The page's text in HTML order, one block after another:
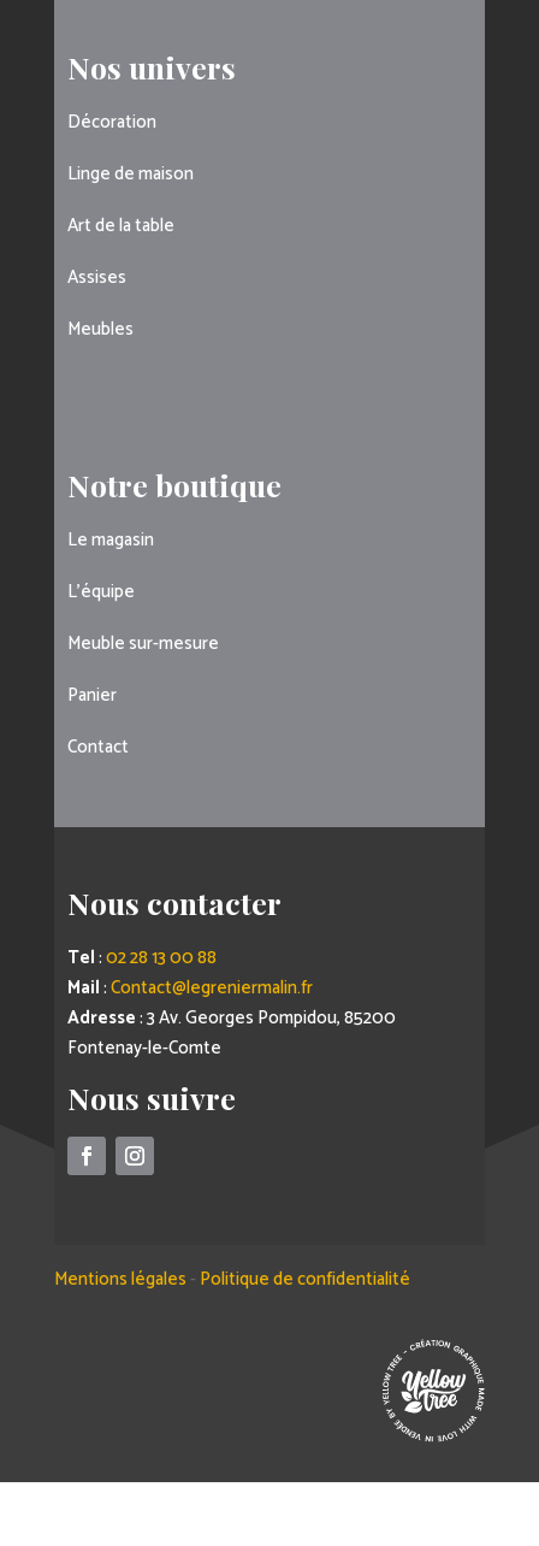
Nos univers
Décoration
Linge de maison
Art de la table
Assises
Meubles
Notre boutique
Le magasin
L’équipe
Meuble sur-mesure
Panier
Contact
Nous contacter
Tel:02 28 13 00 88
Mail:Contact@legreniermalin.fr
Adresse: 3 Av. Georges Pompidou, 85200
Fontenay-le-Comte
Nous suivre
Mentions légales - Politique de confidentialité